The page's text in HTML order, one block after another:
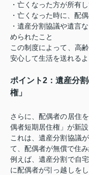
・亡くなった方が所有
・亡くなった時に、配
・遺産分割協議や遺言
められたこと
この制度によって、高
安心して生活を送れる
ポイント2：遺産分
権」
さらに、配偶者の居住
偶者短期居住権」が新設
これは、遺産分割協議
て、配偶者が無償で住
例えば、遺産分割で自
に配偶者が引っ越しを